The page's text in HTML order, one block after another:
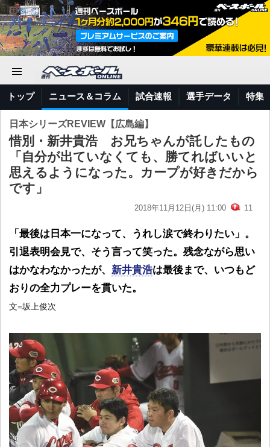
トップ ニュース＆コラム 試合速報 選手データ 特集
日本シリーズREVIEW【広島編】
惜別・新井貴浩 お兄ちゃんが託したもの
「自分が出ていなくても、勝てればいいと
思えるようになった。カープが好きだから
です」
2018年11月12日(月) 11:00 11
「最後は日本一になって、うれし涙で終わりたい」。
引退表明会見で、そう言って笑った。残念ながら思い
はかなわなかったが、 新井貴浩は最後まで、いつもど
おりの全力プレーを貫いた。
文=坂上俊次